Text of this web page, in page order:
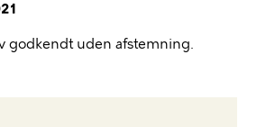
godkendt uden afstemning.